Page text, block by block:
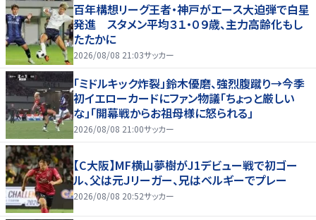
百年構想リーグ王者・神戸がエース大迫弾で白星
発進 スタメン平均３１・０９歳、主力高齢化もし
たたかに
2026/08/08 21:03サッカー
「ミドルキック炸裂」鈴木優磨、強烈腹蹴り→今季
初イエローカードにファン物議「ちょっと厳しい
な」「開幕戦からお祖母様に怒られる」
2026/08/08 21:00サッカー
【C大阪】MF横山夢樹がJ1デビュー戦で初ゴー
ル、父は元Ｊリーガー、兄はベルギーでプレー
2026/08/08 20:52サッカー